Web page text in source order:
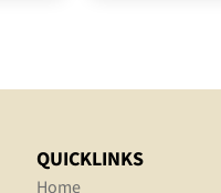
QUICKLINKS
Home